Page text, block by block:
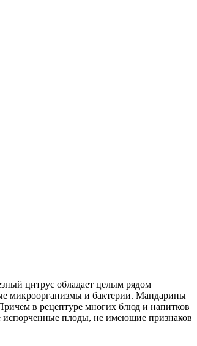
цитрус обладает целым рядом
микроорганизмы и бактерии. Мандарины
в рецептуре многих блюд и напитков
испорченные плоды, не имеющие признаков